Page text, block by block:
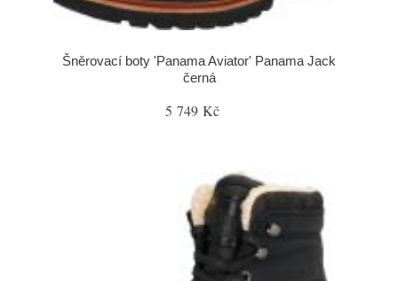
Šněrovací boty 'Panama Aviator' Panama Jack
černá
5 749 Kč